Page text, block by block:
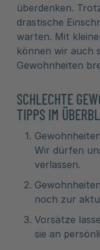
überdenken.
drastische
warten. Mit
können wir auch
Gewohnheiten
SCHLECHTE
TIPPS IM
Wir dürfen
verlassen.
noch zur
Vorsätze
sie an